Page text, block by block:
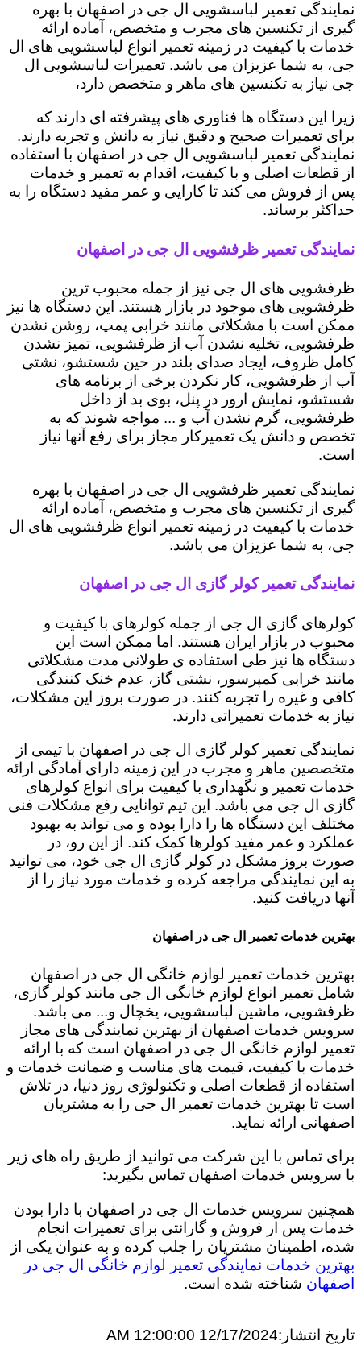
نمایندگی تعمیر لباسشویی ال جی در اصفهان با بهره
گیری از تکنسین های مجرب و متخصص، آماده ارائه
خدمات با کیفیت در زمینه تعمیر انواع لباسشویی های ال
جی، به شما عزیزان می باشد. تعمیرات لباسشویی ال
جی نیاز به تکنسین های ماهر و متخصص دارد،
زیرا این دستگاه ها فناوری های پیشرفته ای دارند که
برای تعمیرات صحیح و دقیق نیاز به دانش و تجربه دارند.
نمایندگی تعمیر لباسشویی ال جی در اصفهان با استفاده
از قطعات اصلی و با کیفیت، اقدام به تعمیر و خدمات
پس از فروش می کند تا کارایی و عمر مفید دستگاه را به
حداکثر برساند.
نمایندگی تعمیر ظرفشویی ال جی در اصفهان
ظرفشویی های ال جی نیز از جمله محبوب ترین
ظرفشویی های موجود در بازار هستند. این دستگاه ها نیز
ممکن است با مشکلاتی مانند خرابی پمپ، روشن نشدن
ظرفشویی، تخلیه نشدن آب از ظرفشویی، تمیز نشدن
کامل ظروف، ایجاد صدای بلند در حین شستشو، نشتی
آب از ظرفشویی، کار نکردن برخی از برنامه های
شستشو، نمایش ارور در پنل، بوی بد از داخل
ظرفشویی، گرم نشدن آب و ... مواجه شوند که به
تخصص و دانش یک تعمیرکار مجاز برای رفع آنها نیاز
است.
نمایندگی تعمیر ظرفشویی ال جی در اصفهان با بهره
گیری از تکنسین های مجرب و متخصص، آماده ارائه
خدمات با کیفیت در زمینه تعمیر انواع ظرفشویی های ال
جی، به شما عزیزان می باشد.
نمایندگی تعمیر کولر گازی ال جی در اصفهان
کولرهای گازی ال جی از جمله کولرهای با کیفیت و
محبوب در بازار ایران هستند. اما ممکن است این
دستگاه ها نیز طی استفاده ی طولانی مدت مشکلاتی
مانند خرابی کمپرسور، نشتی گاز، عدم خنک کنندگی
کافی و غیره را تجربه کنند. در صورت بروز این مشکلات،
نیاز به خدمات تعمیراتی دارند.
نمایندگی تعمیر کولر گازی ال جی در اصفهان با تیمی از
متخصصین ماهر و مجرب در این زمینه دارای آمادگی ارائه
خدمات تعمیر و نگهداری با کیفیت برای انواع کولرهای
گازی ال جی می باشد. این تیم توانایی رفع مشکلات فنی
مختلف این دستگاه ها را دارا بوده و می تواند به بهبود
عملکرد و عمر مفید کولرها کمک کند. از این رو، در
صورت بروز مشکل در کولر گازی ال جی خود، می توانید
به این نمایندگی مراجعه کرده و خدمات مورد نیاز را از
آنها دریافت کنید.
بهترین خدمات تعمیر ال جی در اصفهان
بهترین خدمات تعمیر لوازم خانگی ال جی در اصفهان
شامل تعمیر انواع لوازم خانگی ال جی مانند کولر گازی،
ظرفشویی، ماشین لباسشویی، یخچال و... می باشد.
سرویس خدمات اصفهان از بهترین نمایندگی های مجاز
تعمیر لوازم خانگی ال جی در اصفهان است که با ارائه
خدمات با کیفیت، قیمت های مناسب و ضمانت خدمات و
استفاده از قطعات اصلی و تکنولوژی روز دنیا، در تلاش
است تا بهترین خدمات تعمیر ال جی را به مشتریان
اصفهانی ارائه نماید.
برای تماس با این شرکت می توانید از طریق راه های زیر
با سرویس خدمات اصفهان تماس بگیرید:
همچنین سرویس خدمات ال جی در اصفهان با دارا بودن
خدمات پس از فروش و گارانتی برای تعمیرات انجام
شده، اطمینان مشتریان را جلب کرده و به عنوان یکی از
بهترین خدمات نمایندگی تعمیر لوازم خانگی ال جی در
اصفهان شناخته شده است.
تاریخ انتشار:12/17/2024 12:00:00 AM